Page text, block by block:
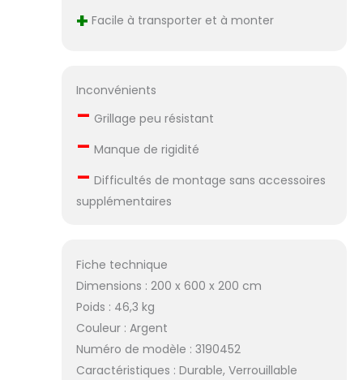
+ Facile à transporter et à monter
Inconvénients
– Grillage peu résistant
– Manque de rigidité
– Difficultés de montage sans accessoires
supplémentaires
Fiche technique
Dimensions : 200 x 600 x 200 cm
Poids : 46,3 kg
Couleur : Argent
Numéro de modèle : 3190452
Caractéristiques : Durable, Verrouillable